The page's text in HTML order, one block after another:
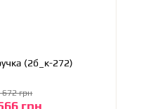
Золота обручка (2б_к-272)
грн
672 грн